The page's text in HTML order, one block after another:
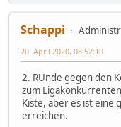
Schappi
20. April 2020, 08:52:10
2. RUnde gegen den
zum
Kiste, aber es ist eine
erreichen.